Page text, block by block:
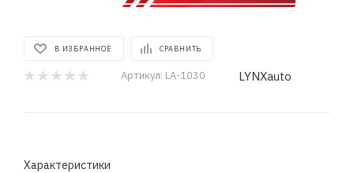
В ИЗБРАННОЕ СРАВНИТЬ
Артикул: LA-1030 LYNXauto
Характеристики